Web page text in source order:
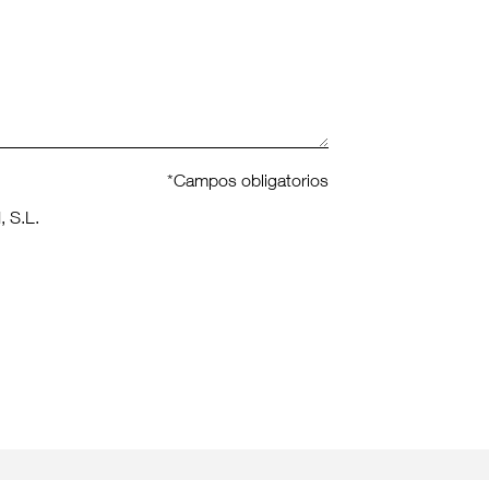
*Campos obligatorios
S.L.